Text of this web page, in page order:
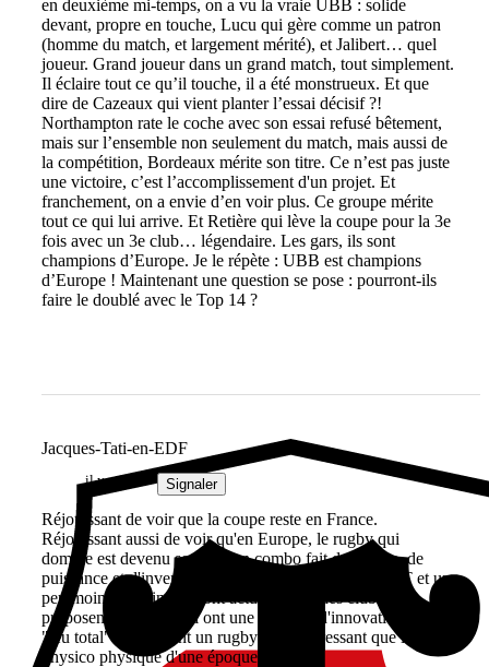
en deuxième mi-temps, on a vu la vraie UBB : solide
devant, propre en touche, Lucu qui gère comme un patron
(homme du match, et largement mérité), et Jalibert… quel
joueur. Grand joueur dans un grand match, tout simplement.
Il éclaire tout ce qu’il touche, il a été monstrueux. Et que
dire de Cazeaux qui vient planter l’essai décisif ?!
Northampton rate le coche avec son essai refusé bêtement,
mais sur l’ensemble non seulement du match, mais aussi de
la compétition, Bordeaux mérite son titre. Ce n’est pas juste
une victoire, c’est l’accomplissement d'un projet. Et
franchement, on a envie d’en voir plus. Ce groupe mérite
tout ce qui lui arrive. Et Retière qui lève la coupe pour la 3e
fois avec un 3e club… légendaire. Les gars, ils sont
champions d’Europe. Je le répète : UBB est champions
d’Europe ! Maintenant une question se pose : pourront-ils
faire le doublé avec le Top 14 ?
Jacques-Tati-en-EDF
il y a 1 an Signaler
Réjouissant de voir que la coupe reste en France.
Réjouissant aussi de voir qu'en Europe, le rugby qui
domine est devenu souvent un combo fait de vitesse, de
puissance et d'inventivité. l'UBB, Northampton, le ST et un
peu moins le Leinster, sont actuellement des clubs qui
proposent du jeu et qui ont une capacité d'innovation et de
"jeu total" qui élèvent un rugby plus intéressant que le
physico physique d'une époque.